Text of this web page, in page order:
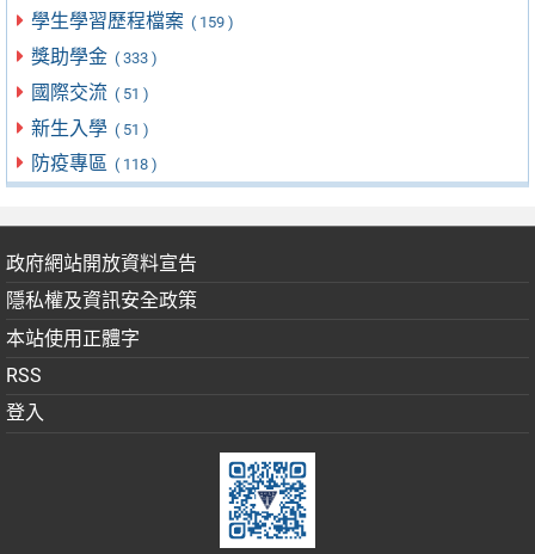
學生學習歷程檔案 ( 159 )
獎助學金 ( 333 )
國際交流 ( 51 )
新生入學 ( 51 )
防疫專區 ( 118 )
政府網站開放資料宣告
隱私權及資訊安全政策
本站使用正體字
RSS
登入